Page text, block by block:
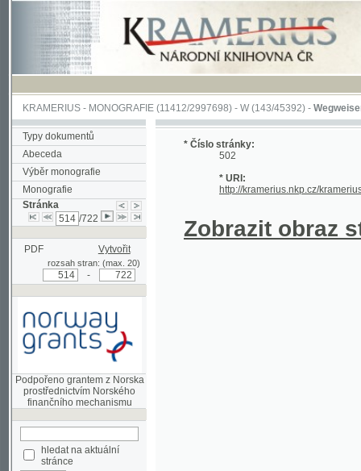
KRAMERIUS-MONOGRAFIE(11412/2997698) -W (143/45392)-Wegweiser durch
Typy dokumentů
Abeceda
Výběr monografie
Monografie
Stránka
/722
PDF Vytvořit
rozsah stran: (max. 20)
Podpořeno grantem z Norska
prostřednictvím Norského
hledat na aktuální
stránce
Pokročilé vyhledávání
* Číslo stránky:
502
* URI:
http://kramerius.nkp.cz/kramerius/